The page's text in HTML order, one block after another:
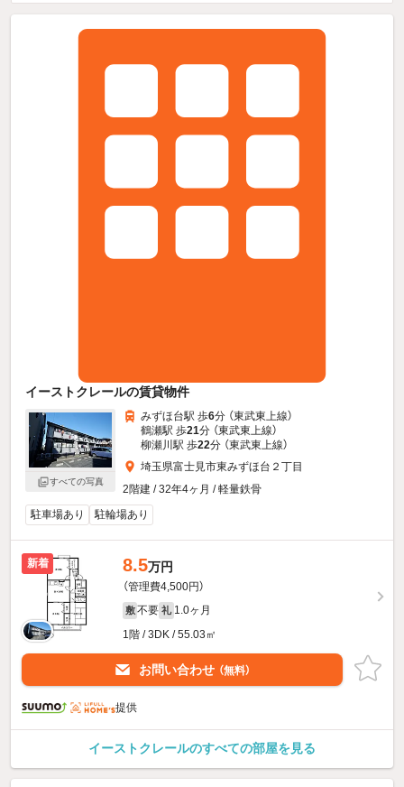
イーストクレールの賃貸物件
すべての写真
みずほ台駅 歩6分 （東武東上線）
鶴瀬駅 歩21分 （東武東上線）
柳瀬川駅 歩22分 （東武東上線）
埼玉県富士見市東みずほ台２丁目
2階建 / 32年4ヶ月 / 軽量鉄骨
駐車場あり
駐輪場あり
新着 8.5万円
（管理費4,500円）
敷 不要 礼 1.0ヶ月
1階 / 3DK / 55.03㎡
お問い合わせ （無料）
提供
イーストクレールのすべての部屋を見る